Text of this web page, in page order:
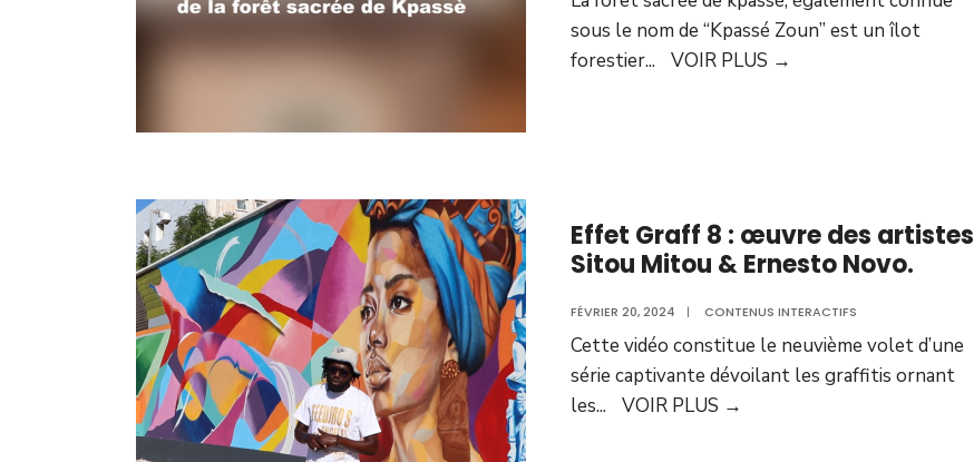
sous le nom de “Kpassé Zoun” est un îlot
forestier... VOIR PLUS →
Effet Graff 8 : œuvre des artistes
Sitou Mitou & Ernesto Novo.
FÉVRIER 20, 2024 | CONTENUS INTERACTIFS
Cette vidéo constitue le neuvième volet d’une
série captivante dévoilant les graffitis ornant
les... VOIR PLUS →